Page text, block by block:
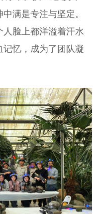
满是专注与坚定。
脸上都洋溢着汗水
忆，成为了团队凝